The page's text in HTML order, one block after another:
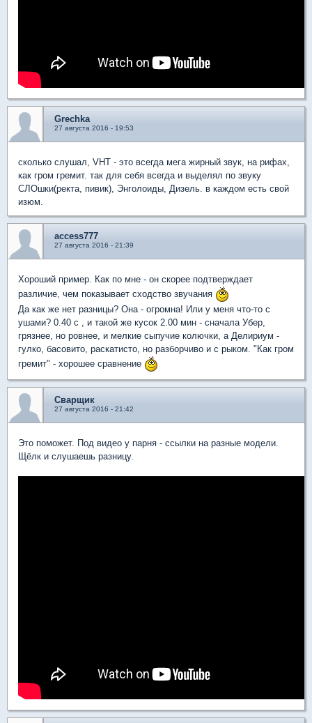
Grechka
27 августа 2016 - 19:53
сколько слушал, VHT - это всегда мега жирный звук, на рифах,
как гром гремит. так для себя всегда и выделял по звуку
СЛОшки(ректа, пивик), Энголоиды, Дизель. в каждом есть свой
изюм.
access777
27 августа 2016 - 21:39
Хороший пример. Как по мне - он скорее подтверждает
различие, чем показывает сходство звучания
Да как же нет разницы? Она - огромна! Или у меня что-то с
ушами? 0.40 с , и такой же кусок 2.00 мин - сначала Убер,
грязнее, но ровнее, и мелкие сыпучие колючки, а Делириум -
гулко, басовито, раскатисто, но разборчиво и с рыком. "Как гром
гремит" - хорошее сравнение
Сварщик
27 августа 2016 - 21:42
Это поможет. Под видео у парня - ссылки на разные модели.
Щёлк и слушаешь разницу.